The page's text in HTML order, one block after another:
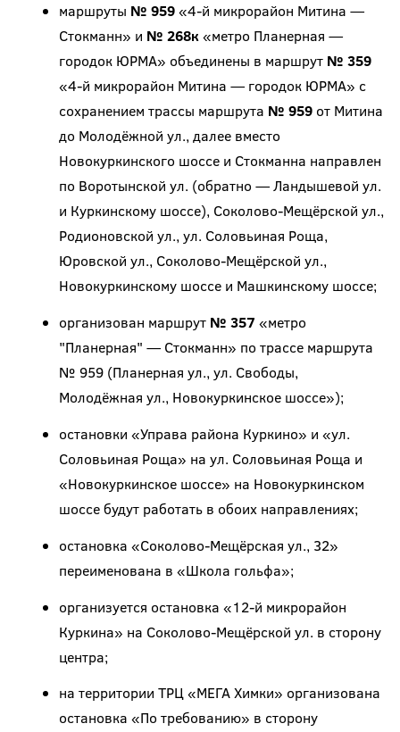
маршруты № 959«4-й микрорайон Митина —
Стокманн» и № 268к«метро Планерная —
городок ЮРМА» объединены в маршрут № 359
«4-й микрорайон Митина — городок ЮРМА» с
сохранением трассы маршрута № 959 от Митина
до Молодёжной ул., далее вместо
Новокуркинского шоссе и Стокманна направлен
по Воротынской ул. (обратно — Ландышевой ул.
и Куркинскому шоссе), Соколово-Мещёрской ул.,
Родионовской ул., ул. Соловьиная Роща,
Юровской ул., Соколово-Мещёрской ул.,
Новокуркинскому шоссе и Машкинскому шоссе;
организован маршрут № 357 «метро
"Планерная" — Стокманн» по трассе маршрута
№ 959 (Планерная ул., ул. Свободы,
Молодёжная ул., Новокуркинское шоссе»);
остановки «Управа района Куркино» и «ул.
Соловьиная Роща» на ул. Соловьиная Роща и
«Новокуркинское шоссе» на Новокуркинском
шоссе будут работать в обоих направлениях;
остановка «Соколово-Мещёрская ул., 32»
переименована в «Школа гольфа»;
организуется остановка «12-й микрорайон
Куркина» на Соколово-Мещёрской ул. в сторону
центра;
на территории ТРЦ «МЕГА Химки» организована
остановка «По требованию» в сторону